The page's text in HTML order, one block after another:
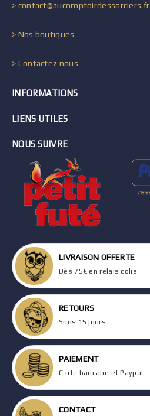
> contact@aucomptoirdessorciers.fr
> Nos boutiques
> Contactez nous
INFORMATIONS
LIENS UTILES
NOUS SUIVRE
LIVRAISON OFFERTE
Dès 75€ en relais colis
RETOURS
Sous 15 jours
PAIEMENT
Carte bancaire et Paypal
CONTACT